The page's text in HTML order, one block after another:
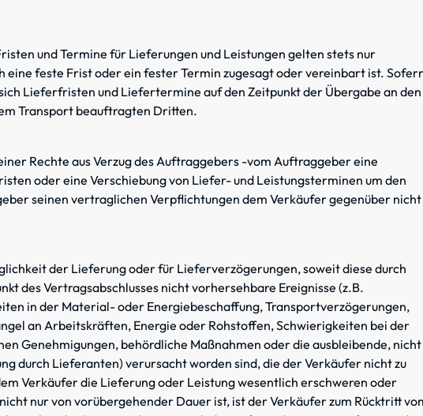
und Termine für Lieferungen und Leistungen gelten stets nur
eine feste Frist oder ein fester Termin zugesagt oder vereinbart ist.
Lieferfristen und Liefertermine auf den Zeitpunkt der Übergabe an den
Transport beauftragten Dritten.
Rechte aus Verzug des Auftraggebers -vom Auftraggeber eine
oder eine Verschiebung von Liefer- und Leistungsterminen um den
seinen vertraglichen Verpflichtungen dem Verkäufer gegenüber nicht
der Lieferung oder für Lieferverzögerungen, soweit diese durch
des Vertragsabschlusses nicht vorhersehbare Ereignisse (z.B.
in der Material- oder Energiebeschaffung, Transportverzögerungen,
an Arbeitskräften, Energie oder Rohstoffen, Schwierigkeiten bei der
Genehmigungen, behördliche Maßnahmen oder die ausbleibende, nicht
durch Lieferanten) verursacht worden sind, die der Verkäufer nicht zu
Verkäufer die Lieferung oder Leistung wesentlich erschweren oder
nur von vorübergehender Dauer ist, ist der Verkäufer zum Rücktritt